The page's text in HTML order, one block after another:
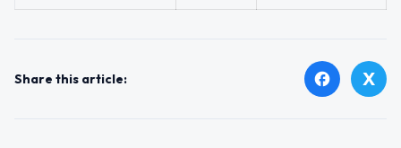
Share this article: facebook X